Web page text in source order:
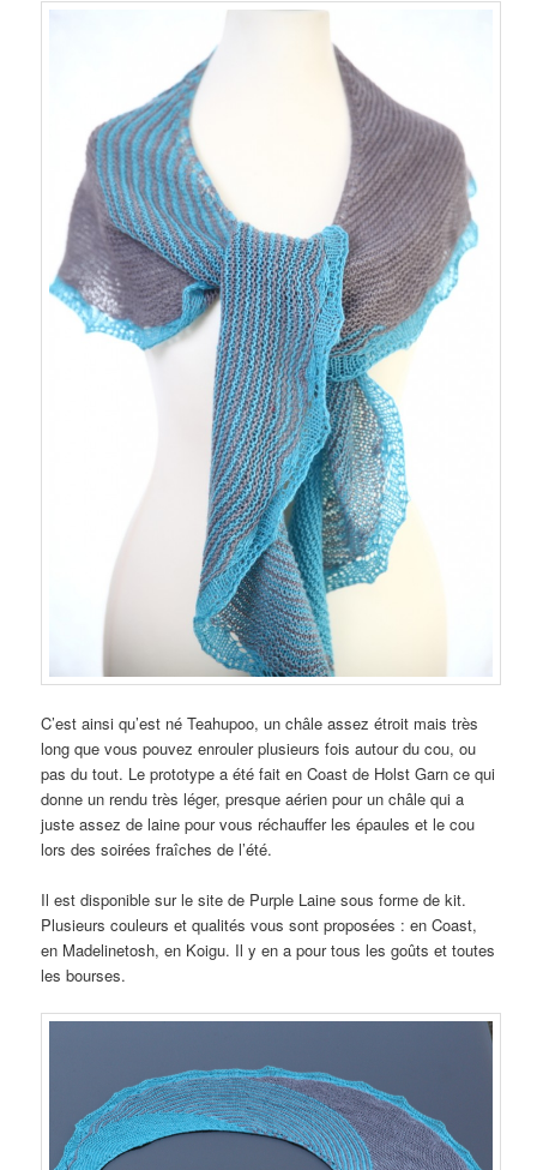
C’est ainsi qu’est né Teahupoo, un châle assez étroit mais très
long que vous pouvez enrouler plusieurs fois autour du cou, ou
pas du tout. Le prototype a été fait en Coast de Holst Garn ce qui
donne un rendu très léger, presque aérien pour un châle qui a
juste assez de laine pour vous réchauffer les épaules et le cou
lors des soirées fraîches de l’été.
Il est disponible sur le site de Purple Laine sous forme de kit.
Plusieurs couleurs et qualités vous sont proposées : en Coast,
en Madelinetosh, en Koigu. Il y en a pour tous les goûts et toutes
les bourses.